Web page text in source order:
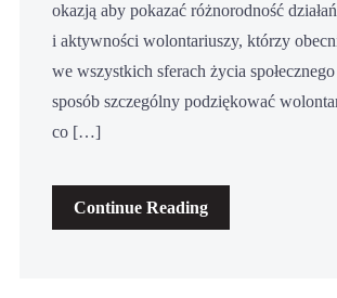
okazją aby pokazać różnorodność
i aktywności wolontariuszy, którzy
we wszystkich sferach życia
sposób szczególny podziękować
co […]
Continue Reading